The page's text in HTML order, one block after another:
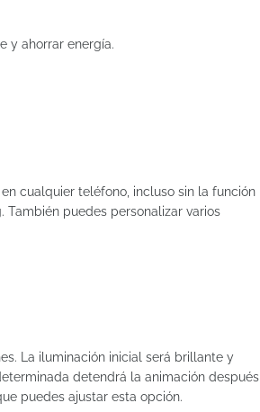
y ahorrar energía.
cualquier teléfono, incluso sin la función
También puedes personalizar varios
La iluminación inicial será brillante y
detendrá la animación después
puedes ajustar esta opción.